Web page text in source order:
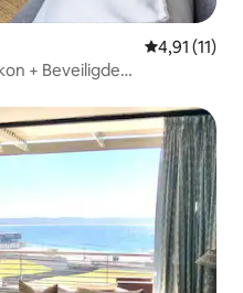
Gemiddelde
4,91 (11)
+ Beveiligde